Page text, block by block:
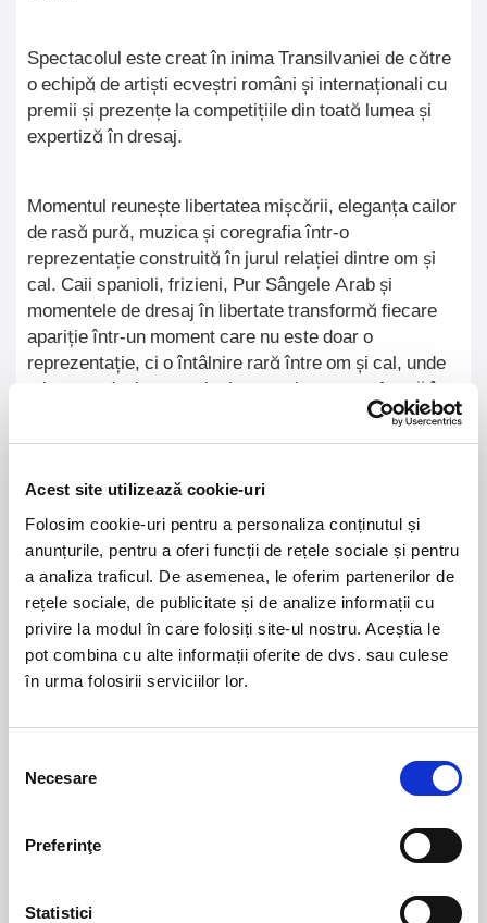
Acest site utilizează cookie-uri
Folosim cookie-uri pentru a personaliza conținutul și
anunțurile, pentru a oferi funcții de rețele sociale și pentru
a analiza traficul. De asemenea, le oferim partenerilor de
rețele sociale, de publicitate și de analize informații cu
privire la modul în care folosiți site-ul nostru. Aceștia le
pot combina cu alte informații oferite de dvs. sau culese
în urma folosirii serviciilor lor.
consimțământului
Necesare
Preferinţe
Statistici
Spectacolul este creat în inima Transilvaniei de către
o echipă de artiști ecveștri români și internaționali cu
premii și prezențe la competițiile din toată lumea și
expertiză în dresaj.
Momentul reunește libertatea mișcării, eleganța cailor
de rasă pură, muzica și coregrafia într-o
reprezentație construită în jurul relației dintre om și
cal. Caii spanioli, frizieni, Pur Sângele Arab și
momentele de dresaj în libertate transformă fiecare
apariție într-un moment care nu este doar o
reprezentație, ci o întâlnire rară între om și cal, unde
mișcarea devine emoție, iar emoția se transformă în
Experiența poate continua dincolo de arenă prin
petrece întreaga zi pe domeniu, cu acces la locurile
de joacă pentru copii, restaurantele Resortului,
plimbări prin vie cu trăsura sau călare sau întâlniri cu
caii ISSA la finalul reprezentației.
Rememorable Horse Show nu este doar un spectacol